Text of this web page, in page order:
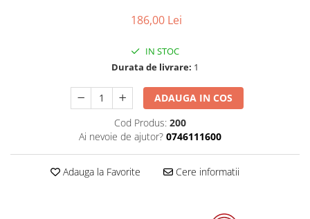
186,00 Lei
IN STOC
Durata de livrare: 1
ADAUGA IN COS
Cod Produs: 200
Ai nevoie de ajutor? 0746111600
Adauga la Favorite Cere informatii